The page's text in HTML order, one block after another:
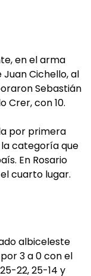
en el arma
Cichello, al
Sebastián
Crer, con 10.
por primera
la categoría que
En Rosario
cuarto lugar.
albiceleste
3 a 0 con el
22, 25-14 y